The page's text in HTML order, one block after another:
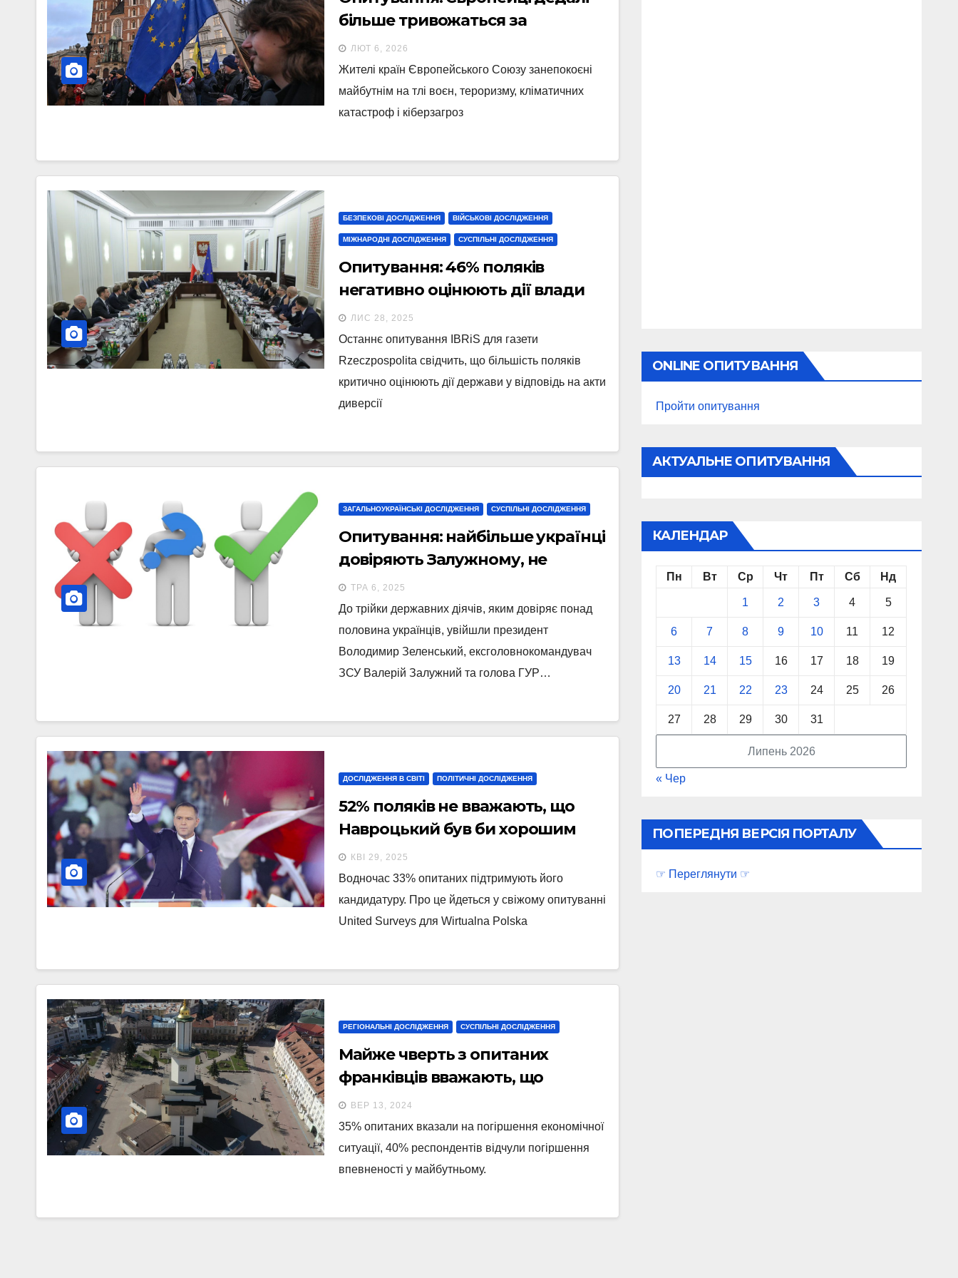
більше тривожаться за
майбутнє, поляки —
оптимістичні
ЛЮТ 6, 2026
Жителі країн Європейського Союзу занепокоєні
майбутнім на тлі воєн, тероризму, кліматичних
катастроф і кіберзагроз
БЕЗПЕКОВІ ДОСЛІДЖЕННЯ ВІЙСЬКОВІ ДОСЛІДЖЕННЯ
МІЖНАРОДНІ ДОСЛІДЖЕННЯ СУСПІЛЬНІ ДОСЛІДЖЕННЯ
Опитування: 46% поляків
негативно оцінюють дії влади
після актів диверсії
ЛИС 28, 2025
Останнє опитування IBRiS для газети
Rzeczpospolita свідчить, що більшість поляків
критично оцінюють дії держави у відповідь на акти
диверсії
ЗАГАЛЬНОУКРАЇНСЬКІ ДОСЛІДЖЕННЯ СУСПІЛЬНІ ДОСЛІДЖЕННЯ
Опитування: найбільше українці
довіряють Залужному, не
довіряють – Арестовичу
ТРА 6, 2025
До трійки державних діячів, яким довіряє понад
половина українців, увійшли президент
Володимир Зеленський, ексголовнокомандувач
ЗСУ Валерій Залужний та голова ГУР…
ДОСЛІДЖЕННЯ В СВІТІ ПОЛІТИЧНІ ДОСЛІДЖЕННЯ
52% поляків не вважають, що
Навроцький був би хорошим
президентом — опитування
КВІ 29, 2025
Водночас 33% опитаних підтримують його
кандидатуру. Про це йдеться у свіжому опитуванні
United Surveys для Wirtualna Polska
РЕГІОНАЛЬНІ ДОСЛІДЖЕННЯ СУСПІЛЬНІ ДОСЛІДЖЕННЯ
Майже чверть з опитаних
франківців вважають, що
політична ситуація у громаді
погіршилася — ОПОРА
ВЕР 13, 2024
35% опитаних вказали на погіршення економічної
ситуації, 40% респондентів відчули погіршення
впевненості у майбутньому.
ONLINE ОПИТУВАННЯ
Пройти опитування
АКТУАЛЬНЕ ОПИТУВАННЯ
КАЛЕНДАР
Липень 2026
Пн Вт Ср Чт Пт Сб Нд
1 2 3 4 5
6 7 8 9 10 11 12
13 14 15 16 17 18 19
20 21 22 23 24 25 26
27 28 29 30 31
« Чер
ПОПЕРЕДНЯ ВЕРСІЯ ПОРТАЛУ
☞ Переглянути ☞